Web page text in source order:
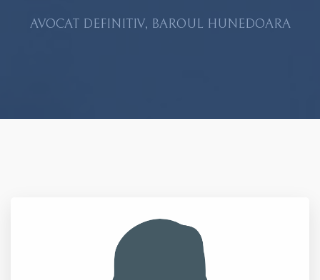
AVOCAT DEFINITIV, BAROUL HUNEDOARA